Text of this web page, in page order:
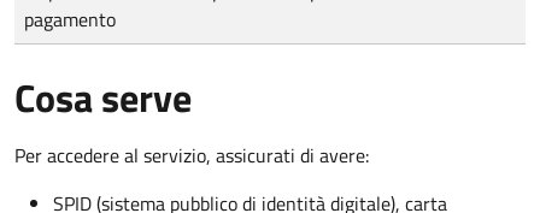
pagamento
Cosa serve
Per accedere al servizio, assicurati di avere:
SPID (sistema pubblico di identità digitale), carta